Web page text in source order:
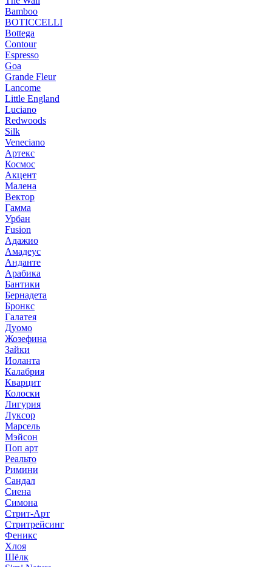
Bamboo
BOTICCELLI
Bottega
Contour
Espresso
Goa
Grande Fleur
Lancome
Little England
Luciano
Redwoods
Silk
Veneciano
Артекс
Космос
Акцент
Малена
Вектор
Гамма
Урбан
Fusion
Адажио
Амадеус
Анданте
Арабика
Бантики
Бернадета
Бронкс
Галатея
Дуомо
Жозефина
Зайки
Иоланта
Калабрия
Кварцит
Колоски
Лигурия
Луксор
Марсель
Мэйсон
Поп арт
Реальто
Римини
Сандал
Сиена
Симона
Стрит-Арт
Стритрейсинг
Феникс
Хлоя
Шёлк